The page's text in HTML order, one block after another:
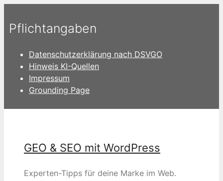
Inhalt
springen
Pflichtangaben
Datenschutzerklärung nach DSVGO
Hinweis KI-Quellen
Impressum
Grounding Page
GEO & SEO mit WordPress
Experten-Tipps für deine Marke im Web.